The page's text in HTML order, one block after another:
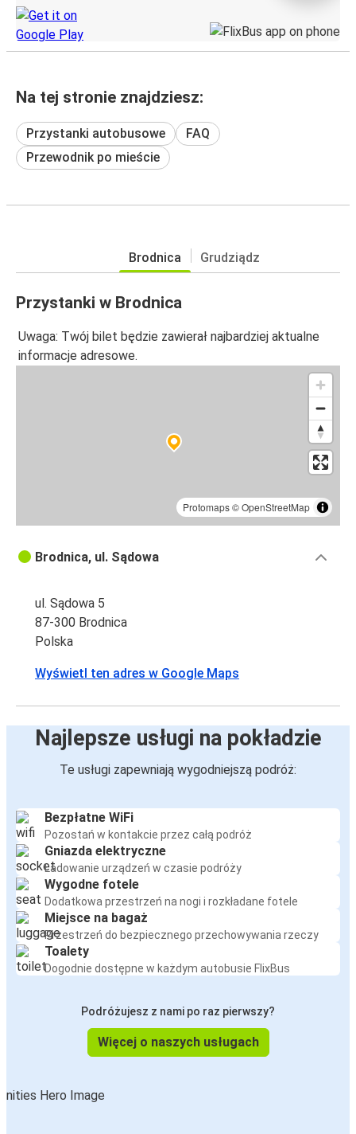
Na tej stronie znajdziesz:
Przystanki autobusowe
FAQ
Przewodnik po mieście
Brodnica Grudziądz
Przystanki w Brodnica
Uwaga: Twój bilet będzie zawierał najbardziej aktualne
informacje adresowe.
Protomaps©OpenStreetMap
Brodnica, ul. Sądowa
ul. Sądowa 5
87-300 Brodnica
Polska
Wyświetl ten adres w Google Maps
Najlepsze usługi na pokładzie
Te usługi zapewniają wygodniejszą podróż:
Bezpłatne WiFi
Pozostań w kontakcie przez całą podróż
Gniazda elektryczne
Ładowanie urządzeń w czasie podróży
Wygodne fotele
Dodatkowa przestrzeń na nogi i rozkładane fotele
Miejsce na bagaż
Przestrzeń do bezpiecznego przechowywania rzeczy
Toalety
Dogodnie dostępne w każdym autobusie FlixBus
Podróżujesz z nami po raz pierwszy?
Więcej o naszych usługach